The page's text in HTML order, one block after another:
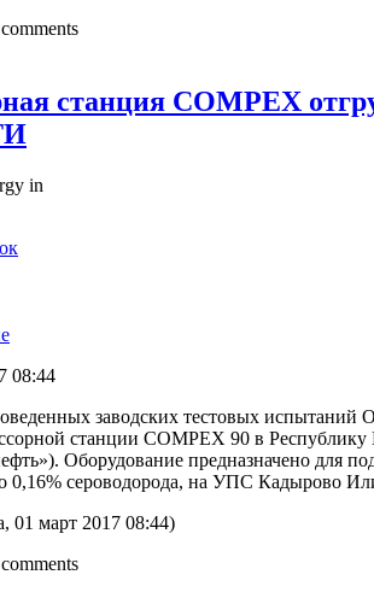
станция COMPEX
in
08:44
заводских тестовых
станции COMPEX 90 в
Оборудование предназначено для
0,16% сероводорода, на УПС Кадырово
01 март 2017 08:44)